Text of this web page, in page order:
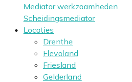
Mediator werkzaamheden
Scheidingsmediator
Locaties
Drenthe
Flevoland
Friesland
Gelderland